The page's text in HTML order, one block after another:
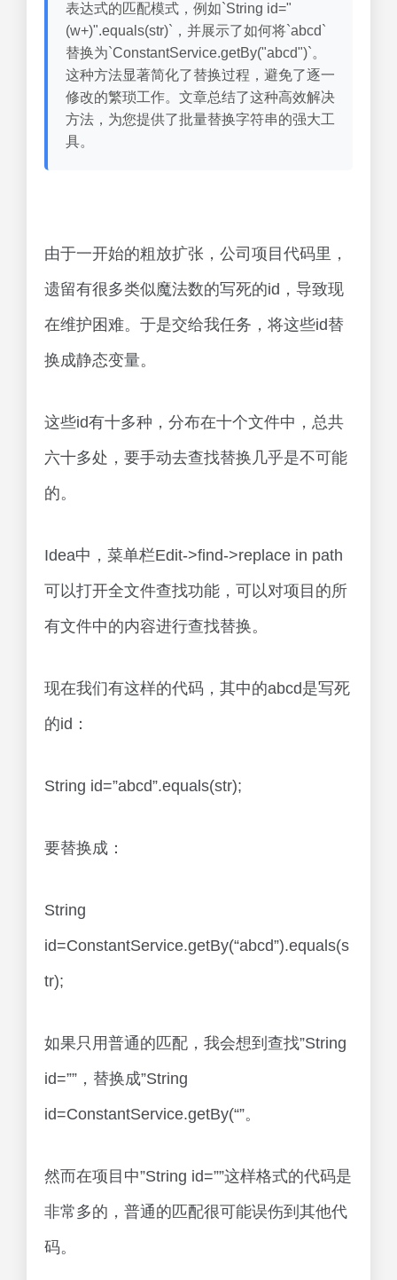
表达式的匹配模式，例如`String id="
(w+)".equals(str)`，并展示了如何将`abcd`
替换为`ConstantService.getBy("abcd")`。
这种方法显著简化了替换过程，避免了逐一
修改的繁琐工作。文章总结了这种高效解决
方法，为您提供了批量替换字符串的强大工
具。
由于一开始的粗放扩张，公司项目代码里，
遗留有很多类似魔法数的写死的id，导致现
在维护困难。于是交给我任务，将这些id替
换成静态变量。
这些id有十多种，分布在十个文件中，总共
六十多处，要手动去查找替换几乎是不可能
的。
Idea中，菜单栏Edit->find->replace in path
可以打开全文件查找功能，可以对项目的所
有文件中的内容进行查找替换。
现在我们有这样的代码，其中的abcd是写死
的id：
String id=”abcd”.equals(str);
要替换成：
String
id=ConstantService.getBy(“abcd”).equals(s
tr);
如果只用普通的匹配，我会想到查找”String
id=””，替换成”String
id=ConstantService.getBy(“”。
然而在项目中”String id=””这样格式的代码是
非常多的，普通的匹配很可能误伤到其他代
码。